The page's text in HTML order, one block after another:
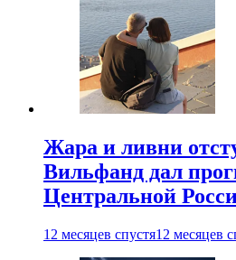
Жара и ливни
Вильфанд дал
Центральной
12 месяцев спустя12 месяцев